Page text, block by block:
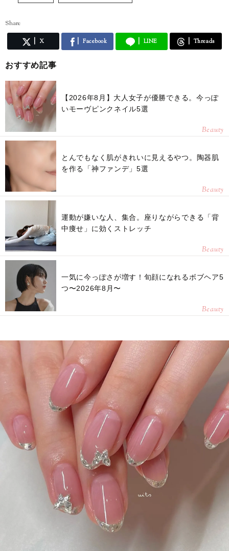
Share
X Facebook LINE Threads
おすすめ記事
【2026年8月】大人女子が優勝できる。今っぽ
いモーヴピンクネイル5選
Beauty
とんでもなく肌がきれいに見えるやつ。陶器肌
を作る「神ファンデ」5選
Beauty
運動が嫌いな人、集合。座りながらできる「背
中痩せ」に効くストレッチ
Beauty
一気に今っぽさが増す！旬顔になれるボブヘア5
つ〜2026年8月〜
Beauty